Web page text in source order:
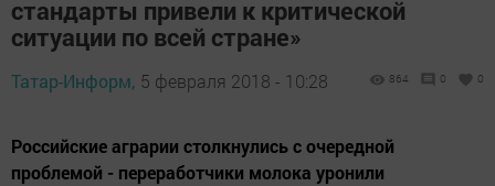
стандарты привели к критической
ситуации по всей стране»
Татар-Информ, 5 февраля 2018 - 10:28 864 0 0
Российские аграрии столкнулись с очередной
проблемой - переработчики молока уронили